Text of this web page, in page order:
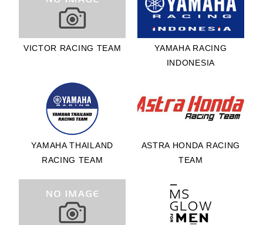
THAILAND
4位 HERJUN
6位 KASMA
DANIEL
RACING
7位 MCKINLEY
VICTOR RACING TEAM
YAMAHA RACING
INDONESIA
YAMAHA THAILAND
RACING TEAM
ASTRA HONDA RACING
TEAM